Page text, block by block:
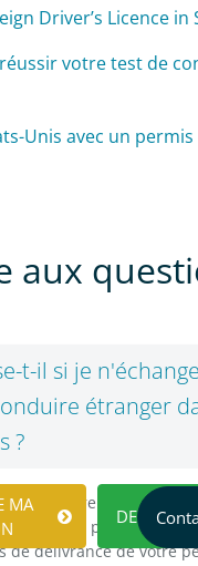
Driver’s Licence in
votre test de
Unis avec un
MA
aux
t-il si je
étranger
?
pas votre permis
une autre période
de délivrance de votre